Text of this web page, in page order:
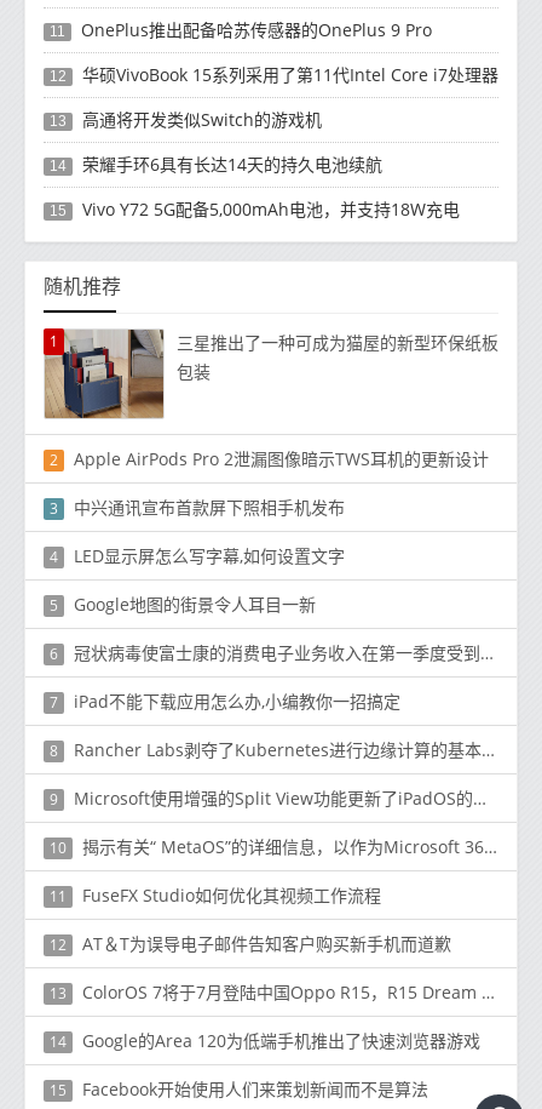
11 OnePlus推出配备哈苏传感器的OnePlus 9 Pro
12 华硕VivoBook 15系列采用了第11代Intel Core i7处理器
13 高通将开发类似Switch的游戏机
14 荣耀手环6具有长达14天的持久电池续航
15 Vivo Y72 5G配备5,000mAh电池，并支持18W充电
随机推荐
1
三星推出了一种可成为猫屋的新型环保纸板
包装
2 Apple AirPods Pro 2泄漏图像暗示TWS耳机的更新设计
3 中兴通讯宣布首款屏下照相手机发布
4 LED显示屏怎么写字幕,如何设置文字
5 Google地图的街景令人耳目一新
6 冠状病毒使富士康的消费电子业务收入在第一季度受到冲击
7 iPad不能下载应用怎么办,小编教你一招搞定
8 Rancher Labs剥夺了Kubernetes进行边缘计算的基本能力
9 Microsoft使用增强的Split View功能更新了iPadOS的Word和PowerPoint
10 揭示有关“ MetaOS”的详细信息，以作为Microsoft 365服务的基础
11 FuseFX Studio如何优化其视频工作流程
12 AT＆T为误导电子邮件告知客户购买新手机而道歉
13 ColorOS 7将于7月登陆中国Oppo R15，R15 Dream Mirror，A9，A9x，A31和A91
14 Google的Area 120为低端手机推出了快速浏览器游戏
15 Facebook开始使用人们来策划新闻而不是算法